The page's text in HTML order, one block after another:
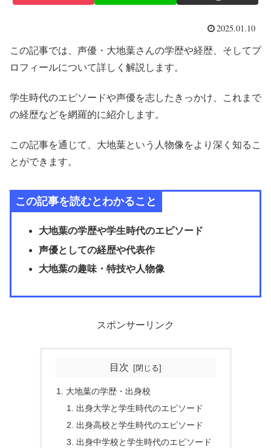
2025.01.10
この記事では、声優・大地葉さんの学歴や経歴、そしてプ
ロフィールについて詳しく解説します。
学生時代のエピソードや声優を志したきっかけ、これまで
の経歴などを網羅的に紹介します。
この記事を通じて、大地葉という人物像をより深く知るこ
とができます。
この記事を読むとわかること
大地葉の学歴や学生時代のエピソード
声優としての経歴や代表作
大地葉の趣味・特技や人物像
スポンサーリンク
目次
大地葉の学歴・出身校
出身大学と学生時代のエピソード
出身高校と学生時代のエピソード
出身中学校と学生時代のエピソード